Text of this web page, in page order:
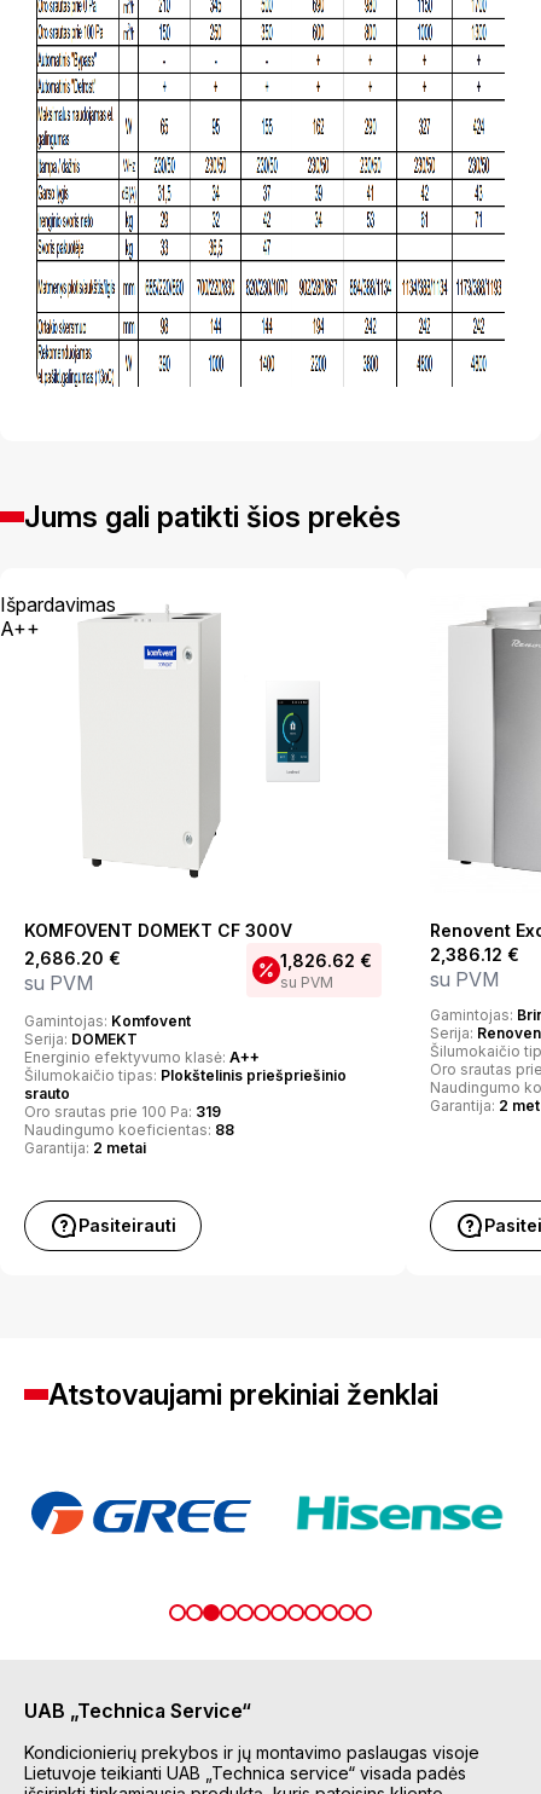
Jums gali patikti šios prekės
Išpardavimas
A++
KOMFOVENT DOMEKT CF 300V
2,686.20 €
su PVM
1,826.62 €
su PVM
Gamintojas: Komfovent
Serija: DOMEKT
Energinio efektyvumo klasė: A++
Šilumokaičio tipas: Plokštelinis priešpriešinio
srauto
Oro srautas prie 100 Pa: 319
Naudingumo koeficientas: 88
Garantija: 2 metai
Pasiteirauti
Renovent
2,386.12 €
su PVM
Gamintojas:
Serija:
Šilumokaičio
Oro srautas
Naudingumo
Garantija: 2
Atstovaujami prekiniai ženklai
UAB „Technica Service“
Kondicionierių prekybos ir jų montavimo paslaugas visoje
Lietuvoje teikianti UAB „Technica service“ visada padės